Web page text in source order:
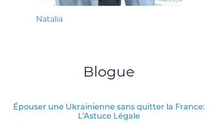
Natalia
Blogue
Épouser une Ukrainienne sans quitter la France:
L’Astuce Légale